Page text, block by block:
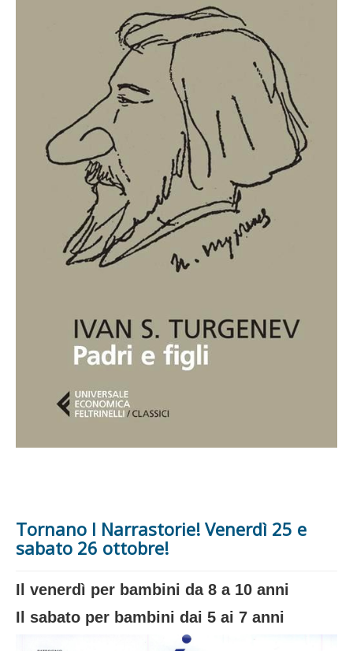
Tornano I Narrastorie! Venerdì 25 e
sabato 26 ottobre!
Il venerdì per bambini da 8 a 10 anni
Il sabato per bambini dai 5 ai 7 anni